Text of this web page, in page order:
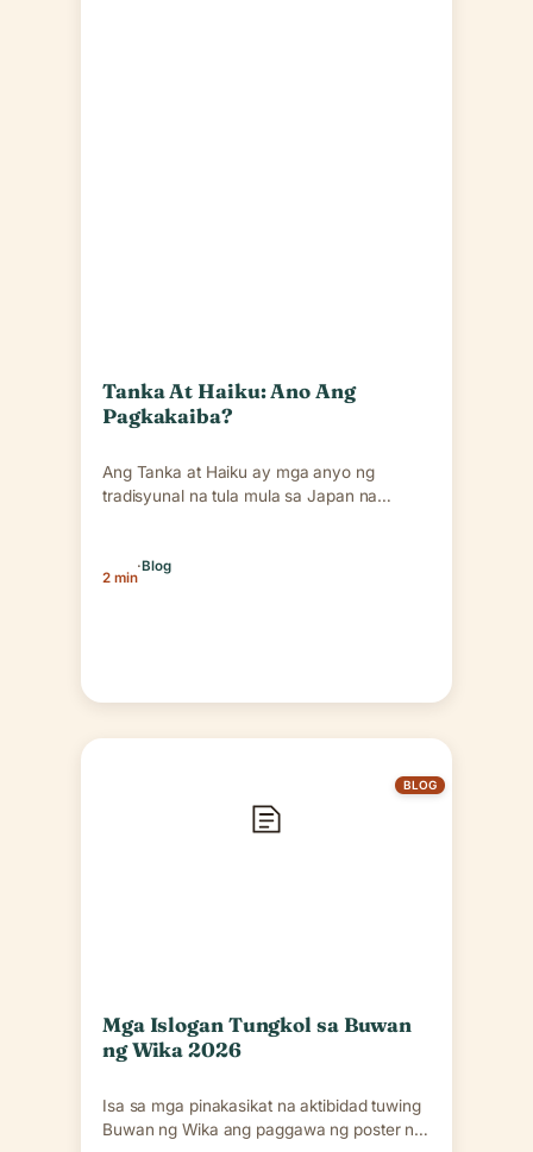
Tanka At Haiku: Ano Ang
Pagkakaiba?
Ang Tanka at Haiku ay mga anyo ng
tradisyunal na tula mula sa Japan na
2 min
·Blog
BLOG
Mga Islogan Tungkol sa Buwan
ng Wika 2026
Isa sa mga pinakasikat na aktibidad tuwing
Buwan ng Wika ang paggawa ng poster na